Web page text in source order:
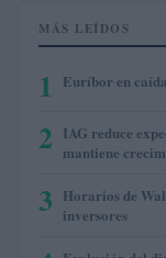
MÁS LEÍDOS
1 Euríbor en
2 IAG reduce
mantiene
3 Horarios de
inversores